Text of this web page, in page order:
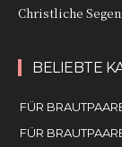
Christliche
BELIEBTE
FÜR
FÜR